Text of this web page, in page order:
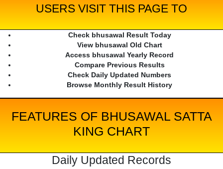
USERS VISIT THIS PAGE TO
Check bhusawal Result Today
View bhusawal Old Chart
Access bhusawal Yearly Record
Compare Previous Results
Check Daily Updated Numbers
Browse Monthly Result History
FEATURES OF BHUSAWAL SATTA
KING CHART
Daily Updated Records